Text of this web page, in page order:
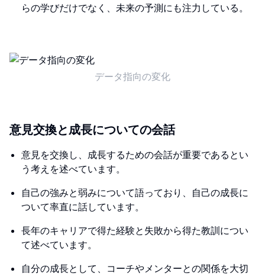
らの学びだけでなく、未来の予測にも注力している。
データ指向の変化
意見交換と成長についての会話
意見を交換し、成長するための会話が重要であるとい
う考えを述べています。
自己の強みと弱みについて語っており、自己の成長に
ついて率直に話しています。
長年のキャリアで得た経験と失敗から得た教訓につい
て述べています。
自分の成長として、コーチやメンターとの関係を大切